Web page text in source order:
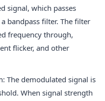
signal, which passes
bandpass filter. The filter
frequency through,
flicker, and other
: The demodulated signal is
When signal strength